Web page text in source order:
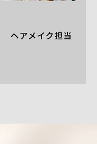
ヘアメイク担当